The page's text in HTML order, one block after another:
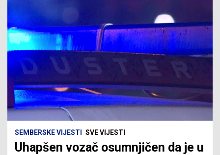
SEMBERSKE VIJESTI SVE VIJESTI
Uhapšen vozač osumnjičen da je u